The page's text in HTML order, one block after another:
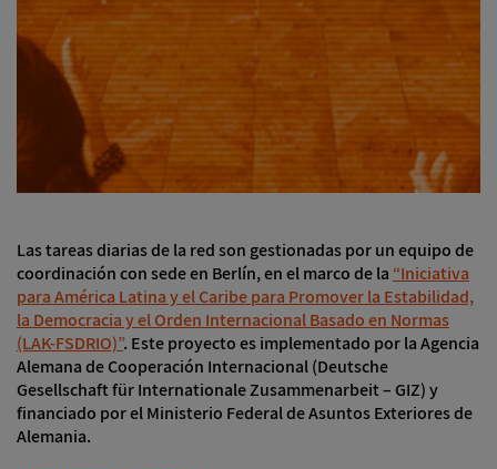
Las tareas diarias de la red son gestionadas por un equipo de
coordinación con sede en Berlín, en el marco de la “Iniciativa
para América Latina y el Caribe para Promover la Estabilidad,
la Democracia y el Orden Internacional Basado en Normas
(LAK-FSDRIO)”. Este proyecto es implementado por la Agencia
Alemana de Cooperación Internacional (Deutsche
Gesellschaft für Internationale Zusammenarbeit – GIZ) y
financiado por el Ministerio Federal de Asuntos Exteriores de
Alemania.